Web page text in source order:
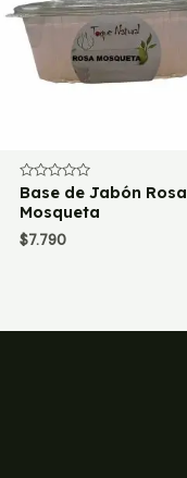
Valorado
con
0
5
Base de Jabón Rosa
Mosqueta
$7.790